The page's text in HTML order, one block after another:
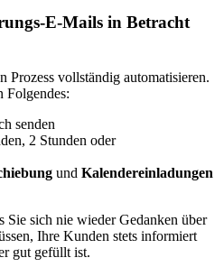
E-Mails in Betracht
Prozess vollständig automatisieren.
Folgendes:
senden
2 Stunden oder
und Kalendereinladungen
Sie sich nie wieder Gedanken über
Ihre Kunden stets informiert
gut gefüllt ist.